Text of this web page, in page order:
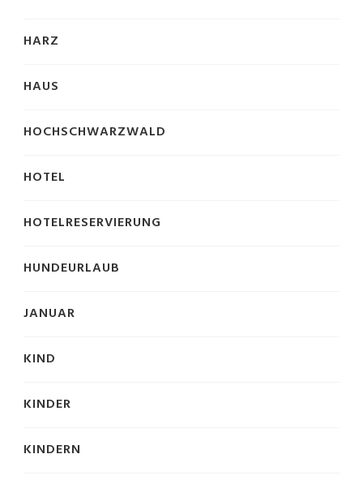
HARZ
HAUS
HOCHSCHWARZWALD
HOTEL
HOTELRESERVIERUNG
HUNDEURLAUB
JANUAR
KIND
KINDER
KINDERN